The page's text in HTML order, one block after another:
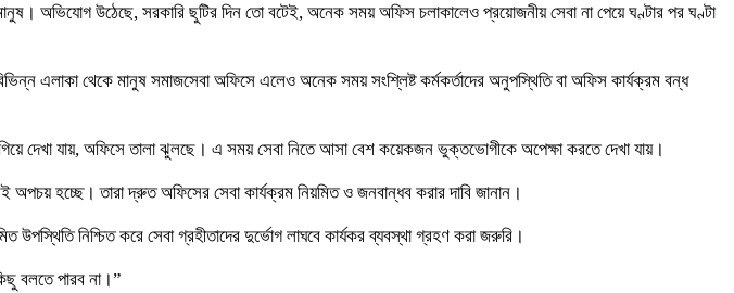
অভিযোগ উঠেছে, সরকারি ছুটির দিন তো বটেই, অনেক সময় অফিস চলাকালেও প্রয়োজনীয় সেবা না পেয়ে ঘণ্টার পর ঘণ্টা
এলাকা থেকে মানুষ সমাজসেবা অফিসে এলেও অনেক সময় সংশ্লিষ্ট কর্মকর্তাদের অনুপস্থিতি বা অফিস কার্যক্রম বন্ধ
গিয়ে দেখা যায়, অফিসে তালা ঝুলছে। এ সময় সেবা নিতে আসা বেশ কয়েকজন ভুক্তভোগীকে অপেক্ষা করতে দেখা যায়।
হচ্ছে। তারা দ্রুত অফিসের সেবা কার্যক্রম নিয়মিত ও জনবান্ধব করার দাবি জানান।
নিশ্চিত করে সেবা গ্রহীতাদের দুর্ভোগ লাঘবে কার্যকর ব্যবস্থা গ্রহণ করা জরুরি।
বলতে পারব না।”